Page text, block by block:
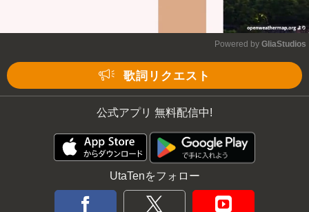
Powered by GliaStudios
歌詞リクエスト
公式アプリ 無料配信中!
UtaTenをフォロー